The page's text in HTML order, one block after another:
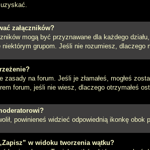
załączników?
mogą być przyznawane dla każdego
niektórym grupom. Jeśli nie rozumiesz,
zasady na forum. Jeśli je złamałeś, mogłeś
forum, jeśli nie wiesz, dlaczego otrzymałeś
powinieneś widzieć odpowiednią ikonkę
w widoku tworzenia wątku?